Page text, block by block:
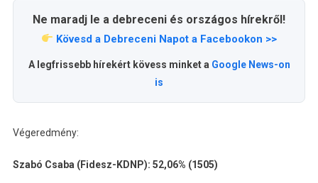
Ne maradj le a debreceni és országos hírekről!
Kövesd a Debreceni Napot a Facebookon >>
A legfrissebb hírekért kövess minket a Google News-on
is
Végeredmény:
Szabó Csaba (Fidesz-KDNP): 52,06% (1505)